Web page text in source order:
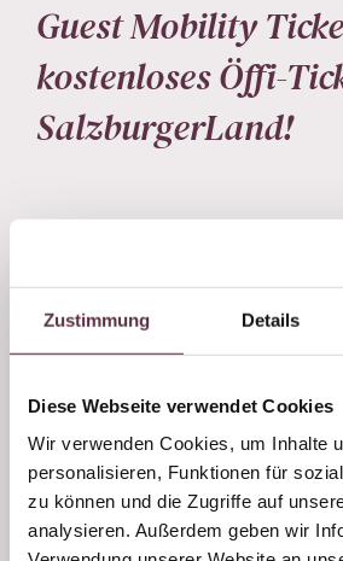
Zustimmung Details
Diese Webseite verwendet Cookies
Wir verwenden Cookies, um Inhalte
personalisieren, Funktionen für
zu können und die Zugriffe auf
analysieren. Außerdem geben wir
Guest Mobility
kostenloses Öffi-
SalzburgerLand!
Verkehrsmitteln! Mit demGuest
ihr während eures Aufenthalts
✔Fernverkehrszüge & Mikro-ÖV
Guest Mobility Ticket gibt’s
eurer Unterkunft – digital als
PDF
Version
. Bei Pre-Check-in sogar
innerhalb Salzburgs nutzbar!